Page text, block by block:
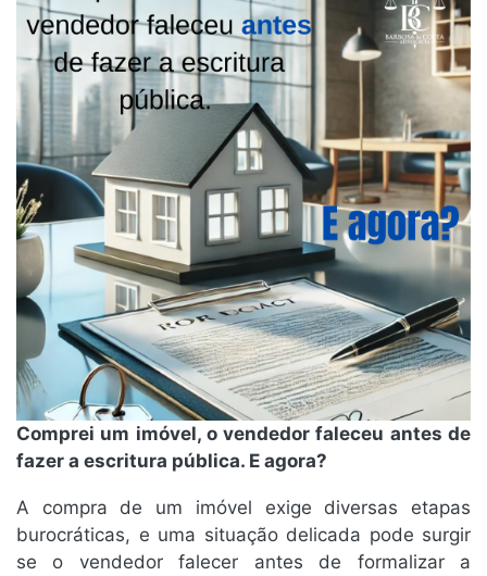
Comprei um imóvel, o vendedor faleceu antes de
fazer a escritura pública. E agora?
A compra de um imóvel exige diversas etapas
burocráticas, e uma situação delicada pode surgir
se o vendedor falecer antes de formalizar a